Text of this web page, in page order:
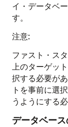
イ・データベ
す。
注意:
ファスト・ス
上のターゲッ
択する必要が
トを事前に選
うようにする
データベー